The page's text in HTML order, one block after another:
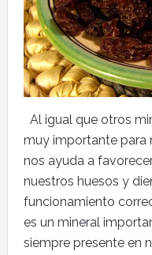
Al igual que otros
muy importante para
nos ayuda a
nuestros huesos y
funcionamiento
es un mineral
siempre presente en